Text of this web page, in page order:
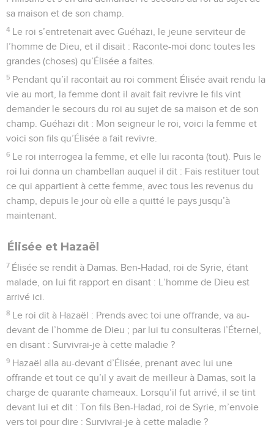
sa maison et de son champ.
4 Le roi s’entretenait avec Guéhazi, le jeune serviteur de
l’homme de Dieu, et il disait : Raconte-moi donc toutes les
grandes (choses) qu’Élisée a faites.
5 Pendant qu’il racontait au roi comment Élisée avait rendu la
vie au mort, la femme dont il avait fait revivre le fils vint
demander le secours du roi au sujet de sa maison et de son
champ. Guéhazi dit : Mon seigneur le roi, voici la femme et
voici son fils qu’Élisée a fait revivre.
6 Le roi interrogea la femme, et elle lui raconta (tout). Puis le
roi lui donna un chambellan auquel il dit : Fais restituer tout
ce qui appartient à cette femme, avec tous les revenus du
champ, depuis le jour où elle a quitté le pays jusqu’à
maintenant.
Élisée et Hazaël
7 Élisée se rendit à Damas. Ben-Hadad, roi de Syrie, étant
malade, on lui fit rapport en disant : L’homme de Dieu est
arrivé ici.
8 Le roi dit à Hazaël : Prends avec toi une offrande, va au-
devant de l’homme de Dieu ; par lui tu consulteras l’Éternel,
en disant : Survivrai-je à cette maladie ?
9 Hazaël alla au-devant d’Élisée, prenant avec lui une
offrande et tout ce qu’il y avait de meilleur à Damas, soit la
charge de quarante chameaux. Lorsqu’il fut arrivé, il se tint
devant lui et dit : Ton fils Ben-Hadad, roi de Syrie, m’envoie
vers toi pour dire : Survivrai-je à cette maladie ?